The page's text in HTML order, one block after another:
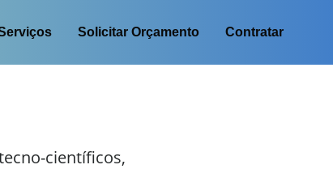
Solicitar Orçamento Contratar
científicos,